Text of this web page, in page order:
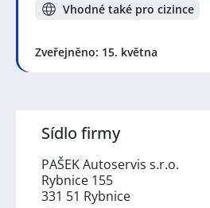
Vhodné také pro cizince
Zveřejněno: 15. května
Sídlo firmy
PAŠEK Autoservis s.r.o.
Rybnice 155
331 51 Rybnice